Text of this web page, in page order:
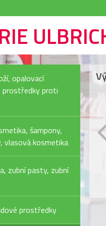
opalovací
prostředky proti
šampony,
vlasová kosmetika
zubní pasty, zubní
prostředky
(72PD/bal) Color
479,90 Kč